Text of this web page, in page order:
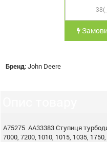
Бренд:John Deere
A75275 AA33383 Ступиця
7000, 7200, 1010, 1015, 1035,